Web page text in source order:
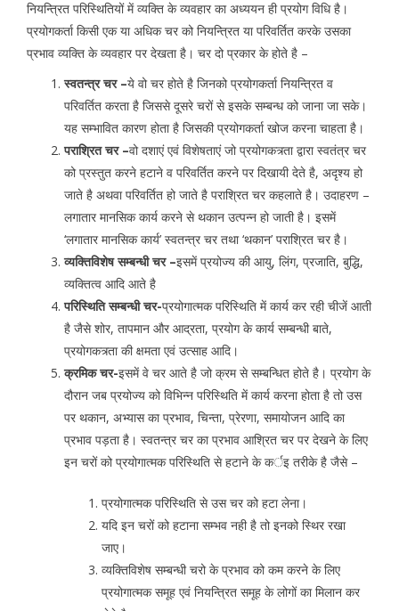
नियन्त्रित परिस्थितियों में व्यक्ति के व्यवहार का अध्ययन ही प्रयोग विधि है।
प्रयोगकर्ता किसी एक या अधिक चर को नियन्त्रित या परिवर्तित करके उसका
प्रभाव व्यक्ति के व्यवहार पर देखता है। चर दो प्रकार के होते है –
स्वतन्त्र चर –ये वो चर होते है जिनको प्रयोगकर्ता नियन्त्रित व
परिवर्तित करता है जिससे दूसरे चरों से इसके सम्बन्ध को जाना जा सके।
यह सम्भावित कारण होता है जिसकी प्रयोगकर्ता खोज करना चाहता है।
पराश्रित चर –वो दशाएं एवं विशेषताएं जो प्रयोगकत्र्ता द्वारा स्वतंत्र चर
को प्रस्तुत करने हटाने व परिवर्तित करने पर दिखायी देते है, अदृश्य हो
जाते है अथवा परिवर्तित हो जाते है पराश्रित चर कहलाते है। उदाहरण –
लगातार मानसिक कार्य करने से थकान उत्पन्न हो जाती है। इसमें
‘लगातार मानसिक कार्य’ स्वतन्त्र चर तथा ‘थकान’ पराश्रित चर है।
व्यक्तिविशेष सम्बन्धी चर –इसमें प्रयोज्य की आयु, लिंग, प्रजाति, बुद्धि,
व्यक्तित्व आदि आते है
परिस्थिति सम्बन्धी चर-प्रयोगात्मक परिस्थिति में कार्य कर रही चीजें आती
है जैसे शोर, तापमान और आद्रता, प्रयोग के कार्य सम्बन्धी बाते,
प्रयोगकत्र्ता की क्षमता एवं उत्साह आदि।
क्रमिक चर-इसमें वे चर आते है जो क्रम से सम्बन्धित होते है। प्रयोग के
दौरान जब प्रयोज्य को विभिन्न परिस्थिति में कार्य करना होता है तो उस
पर थकान, अभ्यास का प्रभाव, चिन्ता, प्रेरणा, समायोजन आदि का
प्रभाव पड़ता है। स्वतन्त्र चर का प्रभाव आश्रित चर पर देखने के लिए
इन चरों को प्रयोगात्मक परिस्थिति से हटाने के कर्इ तरीके है जैसे –
प्रयोगात्मक परिस्थिति से उस चर को हटा लेना।
यदि इन चरों को हटाना सम्भव नही है तो इनको स्थिर रखा
जाए।
व्यक्तिविशेष सम्बन्धी चरो के प्रभाव को कम करने के लिए
प्रयोगात्मक समूह एवं नियन्त्रित समूह के लोगों का मिलान कर